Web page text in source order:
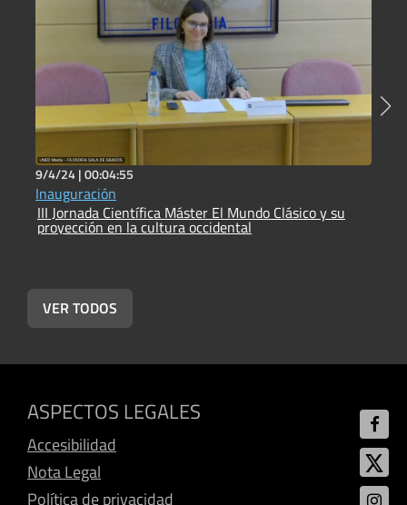
9/4/24 |00:04:55
Inauguración
III Jornada Científica Máster El Mundo Clásico y su
proyección en la cultura occidental
VER TODOS
ASPECTOS LEGALES
Accesibilidad
Nota Legal
Política de privacidad